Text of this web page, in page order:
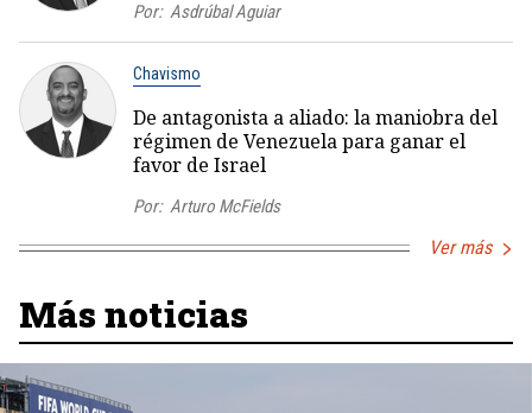
Por: Asdrúbal Aguiar
Chavismo
De antagonista a aliado: la maniobra del
régimen de Venezuela para ganar el
favor de Israel
Por: Arturo McFields
Ver más
Más noticias